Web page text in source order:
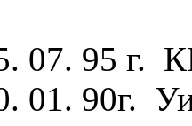
07. 95 г.
01. 90г.